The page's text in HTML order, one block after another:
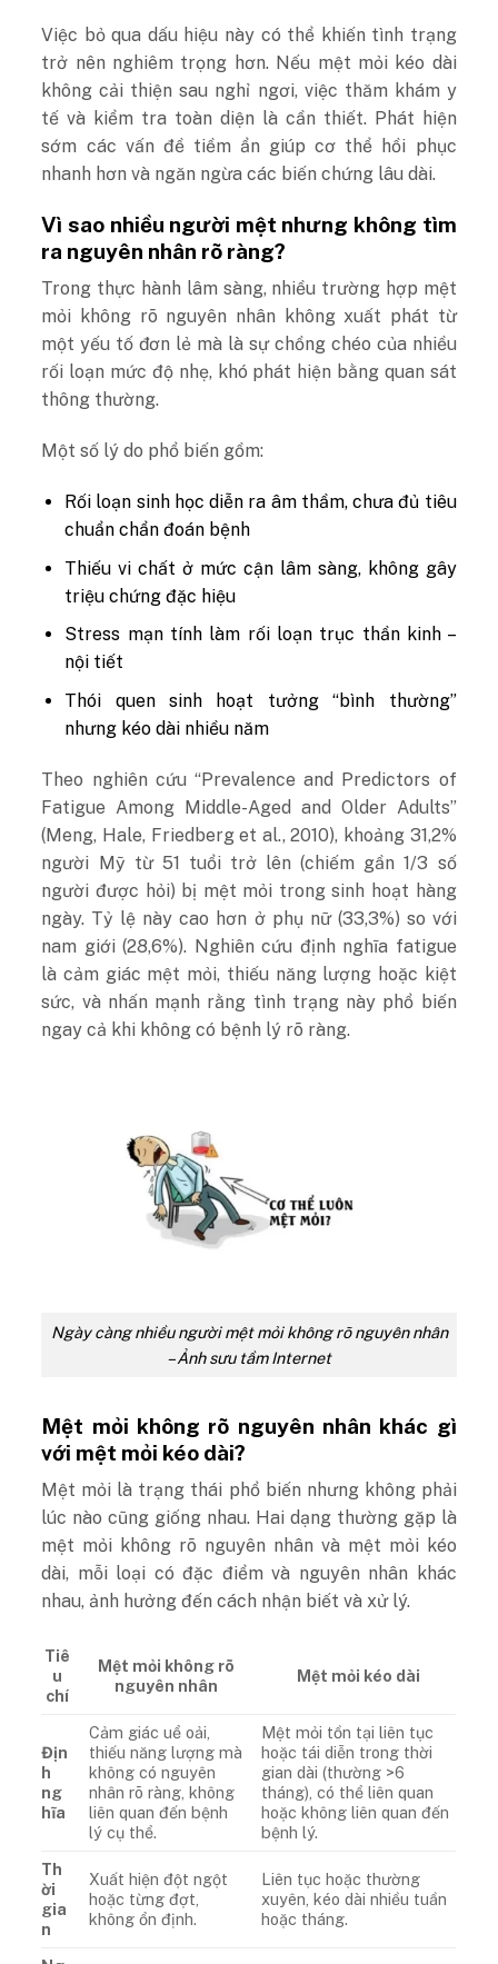
Việc bỏ qua dấu hiệu này có thể khiến tình trạng
trở nên nghiêm trọng hơn. Nếu mệt mỏi kéo dài
không cải thiện sau nghỉ ngơi, việc thăm khám y
tế và kiểm tra toàn diện là cần thiết. Phát hiện
sớm các vấn đề tiềm ẩn giúp cơ thể hồi phục
nhanh hơn và ngăn ngừa các biến chứng lâu dài.
Vì sao nhiều người mệt nhưng không tìm
ra nguyên nhân rõ ràng?
Trong thực hành lâm sàng, nhiều trường hợp mệt
mỏi không rõ nguyên nhân không xuất phát từ
một yếu tố đơn lẻ mà là sự chồng chéo của nhiều
rối loạn mức độ nhẹ, khó phát hiện bằng quan sát
thông thường.
Một số lý do phổ biến gồm:
Rối loạn sinh học diễn ra âm thầm, chưa đủ tiêu
chuẩn chẩn đoán bệnh
Thiếu vi chất ở mức cận lâm sàng, không gây
triệu chứng đặc hiệu
Stress mạn tính làm rối loạn trục thần kinh –
nội tiết
Thói quen sinh hoạt tưởng “bình thường”
nhưng kéo dài nhiều năm
Theo nghiên cứu “Prevalence and Predictors of
Fatigue Among Middle-Aged and Older Adults”
(Meng, Hale, Friedberg et al., 2010), khoảng 31,2%
người Mỹ từ 51 tuổi trở lên (chiếm gần 1/3 số
người được hỏi) bị mệt mỏi trong sinh hoạt hàng
ngày. Tỷ lệ này cao hơn ở phụ nữ (33,3%) so với
nam giới (28,6%). Nghiên cứu định nghĩa fatigue
là cảm giác mệt mỏi, thiếu năng lượng hoặc kiệt
sức, và nhấn mạnh rằng tình trạng này phổ biến
ngay cả khi không có bệnh lý rõ ràng.
Ngày càng nhiều người mệt mỏi không rõ nguyên nhân
– Ảnh sưu tầm Internet
Mệt mỏi không rõ nguyên nhân khác gì
với mệt mỏi kéo dài?
Mệt mỏi là trạng thái phổ biến nhưng không phải
lúc nào cũng giống nhau. Hai dạng thường gặp là
mệt mỏi không rõ nguyên nhân và mệt mỏi kéo
dài, mỗi loại có đặc điểm và nguyên nhân khác
nhau, ảnh hưởng đến cách nhận biết và xử lý.
Tiê
u
chí
Mệt mỏi không rõ
nguyên nhân
Mệt mỏi kéo dài
Địn
h
ng
hĩa
Cảm giác uể oải,
thiếu năng lượng mà
không có nguyên
nhân rõ ràng, không
liên quan đến bệnh
lý cụ thể.
Mệt mỏi tồn tại liên tục
hoặc tái diễn trong thời
gian dài (thường >6
tháng), có thể liên quan
hoặc không liên quan đến
bệnh lý.
Th
ời
gia
n
Xuất hiện đột ngột
hoặc từng đợt,
không ổn định.
Liên tục hoặc thường
xuyên, kéo dài nhiều tuần
hoặc tháng.